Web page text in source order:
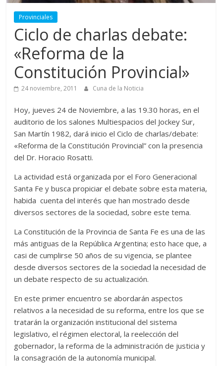
Provinciales
Ciclo de charlas debate:
«Reforma de la
Constitución Provincial»
24 noviembre, 2011 Cuna de la Noticia
Hoy, jueves 24 de Noviembre, a las 19.30 horas, en el
auditorio de los salones Multiespacios del Jockey Sur,
San Martín 1982, dará inicio el Ciclo de charlas/debate:
«Reforma de la Constitución Provincial” con la presencia
del Dr. Horacio Rosatti.
La actividad está organizada por el Foro Generacional
Santa Fe y busca propiciar el debate sobre esta materia,
habida cuenta del interés que han mostrado desde
diversos sectores de la sociedad, sobre este tema.
La Constitución de la Provincia de Santa Fe es una de las
más antiguas de la República Argentina; esto hace que, a
casi de cumplirse 50 años de su vigencia, se plantee
desde diversos sectores de la sociedad la necesidad de
un debate respecto de su actualización.
En este primer encuentro se abordarán aspectos
relativos a la necesidad de su reforma, entre los que se
tratarán la organización institucional del sistema
legislativo, el régimen electoral, la reelección del
gobernador, la reforma de la administración de justicia y
la consagración de la autonomía municipal.